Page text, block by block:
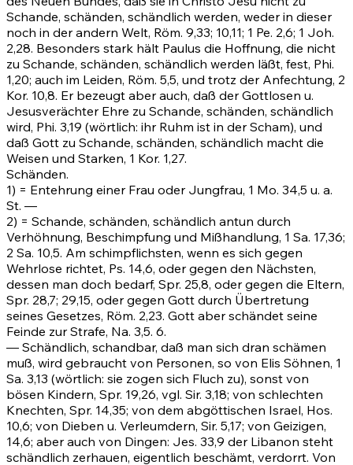
Schande, schänden, schändlich werden, weder in dieser
noch in der andern Welt, Röm. 9,33; 10,11; 1 Pe. 2,6; 1 Joh.
2,28. Besonders stark hält Paulus die Hoffnung, die nicht
zu Schande, schänden, schändlich werden läßt, fest, Phi.
1,20; auch im Leiden, Röm. 5,5, und trotz der Anfechtung, 2
Kor. 10,8. Er bezeugt aber auch, daß der Gottlosen u.
Jesusverächter Ehre zu Schande, schänden, schändlich
wird, Phi. 3,19 (wörtlich: ihr Ruhm ist in der Scham), und
daß Gott zu Schande, schänden, schändlich macht die
Weisen und Starken, 1 Kor. 1,27.
Schänden.
1) = Entehrung einer Frau oder Jungfrau, 1 Mo. 34,5 u. a.
St. —
2) = Schande, schänden, schändlich antun durch
Verhöhnung, Beschimpfung und Mißhandlung, 1 Sa. 17,36;
2 Sa. 10,5. Am schimpflichsten, wenn es sich gegen
Wehrlose richtet, Ps. 14,6, oder gegen den Nächsten,
dessen man doch bedarf, Spr. 25,8, oder gegen die Eltern,
Spr. 28,7; 29,15, oder gegen Gott durch Übertretung
seines Gesetzes, Röm. 2,23. Gott aber schändet seine
Feinde zur Strafe, Na. 3,5. 6.
— Schändlich, schandbar, daß man sich dran schämen
muß, wird gebraucht von Personen, so von Elis Söhnen, 1
Sa. 3,13 (wörtlich: sie zogen sich Fluch zu), sonst von
bösen Kindern, Spr. 19,26, vgl. Sir. 3,18; von schlechten
Knechten, Spr. 14,35; von dem abgöttischen Israel, Hos.
10,6; von Dieben u. Verleumdern, Sir. 5,17; von Geizigen,
14,6; aber auch von Dingen: Jes. 33,9 der Libanon steht
schändlich zerhauen, eigentlich beschämt, verdorrt. Von